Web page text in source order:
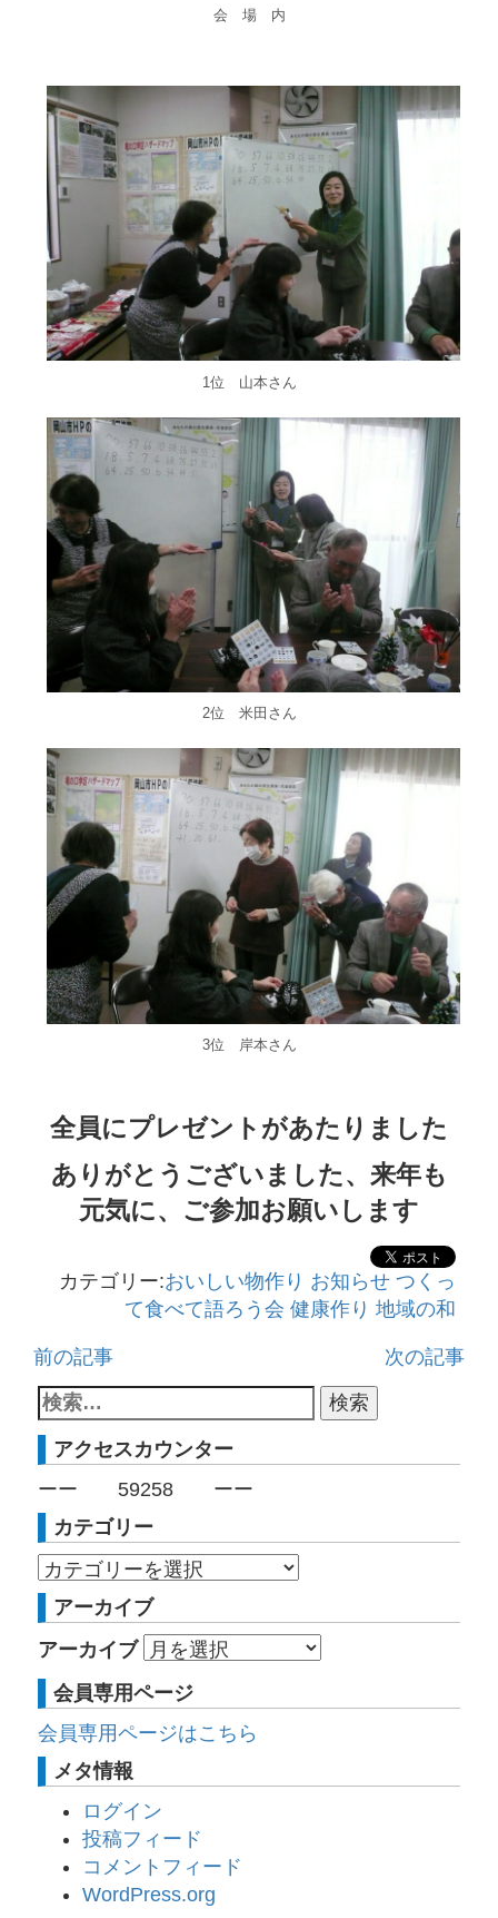
会 場 内
1位 山本さん
2位 米田さん
3位 岸本さん
全員にプレゼントがあたりました
ありがとうございました、来年も
元気に、ご参加お願いします
カテゴリー:おいしい物作り お知らせ つくっ
て食べて語ろう会 健康作り 地域の和
前の記事 次の記事
アクセスカウンター
ーー 59258ーー
カテゴリー
アーカイブ
アーカイブ
会員専用ページ
会員専用ページはこちら
メタ情報
ログイン
投稿フィード
コメントフィード
WordPress.org